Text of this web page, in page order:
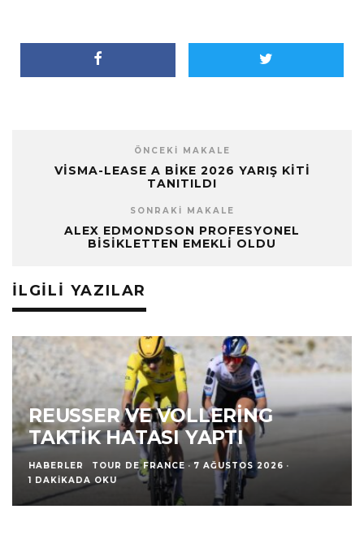
ÖNCEKI MAKALE
VISMA-LEASE A BIKE 2026 YARIŞ KITI
TANITILDI
SONRAKI MAKALE
ALEX EDMONDSON PROFESYONEL
BISIKLETTEN EMEKLI OLDU
İLGILI YAZILAR
REUSSER VE VOLLERING
TAKTIK HATASI YAPTI
HABERLER TOUR DE FRANCE · 7 AĞUSTOS 2026 ·
1 DAKIKADA OKU